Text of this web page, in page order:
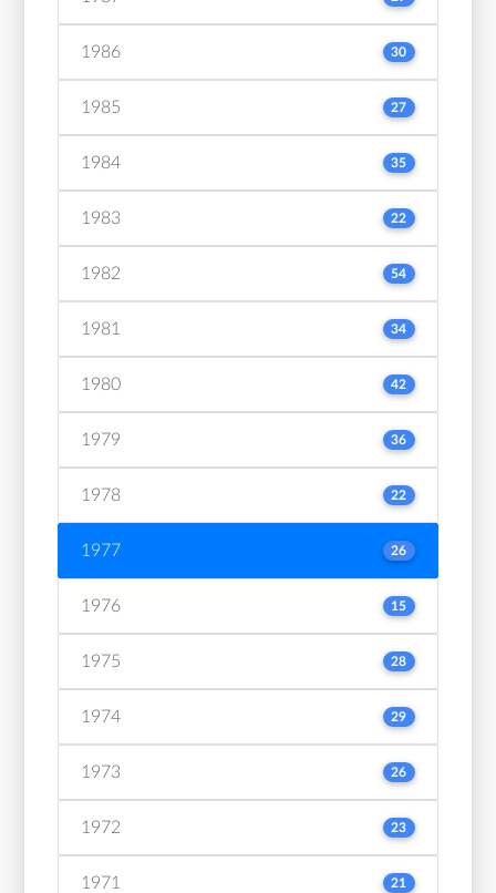
1986 30
1985 27
1984 35
1983 22
1982 54
1981 34
1980 42
1979 36
1978 22
1977 26
1976 15
1975 28
1974 29
1973 26
1972 23
1971 21